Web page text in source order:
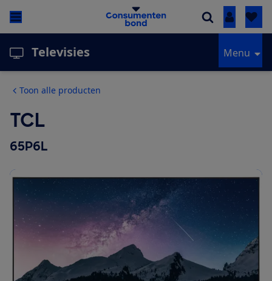
Inloggen
Televisies Menu
Toon alle producten
TCL
65P6L